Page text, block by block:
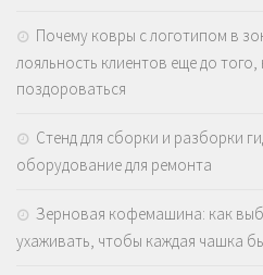
Почему ковры с логотипом в
лояльность клиентов еще до того,
поздороваться
Стенд для сборки и разборки
оборудование для ремонта
Зерновая кофемашина: как
ухаживать, чтобы каждая чашка